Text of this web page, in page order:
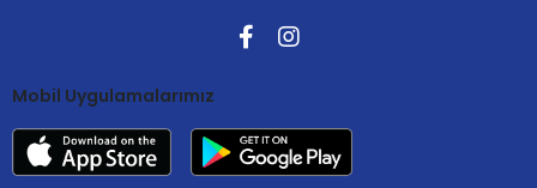
Mobil Uygulamalarımız